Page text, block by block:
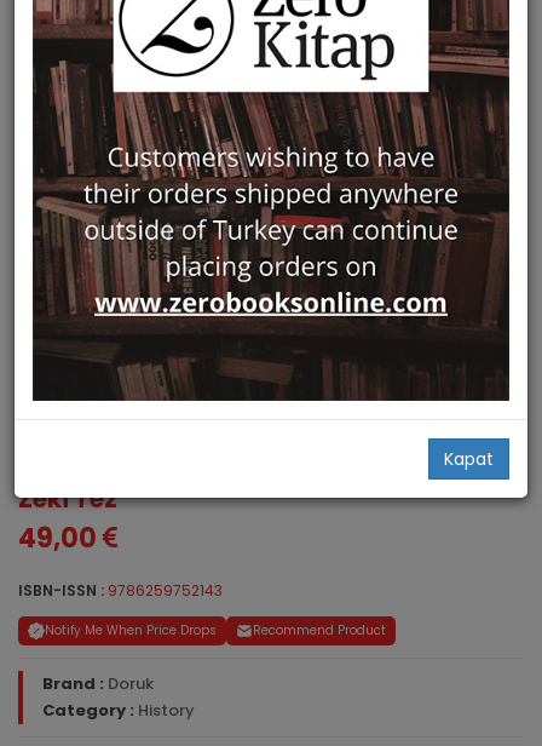
Kapat
Zeki Tez
49,00
ISBN-ISSN : 9786259752143
Notify Me When Price Drops Recommend Product
Brand : Doruk
Category : History